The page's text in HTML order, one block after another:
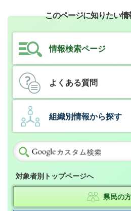
このページに知りたい
情報検索ページ
よくある質問
組織別情報から探す
対象者別トップページへ
県民の